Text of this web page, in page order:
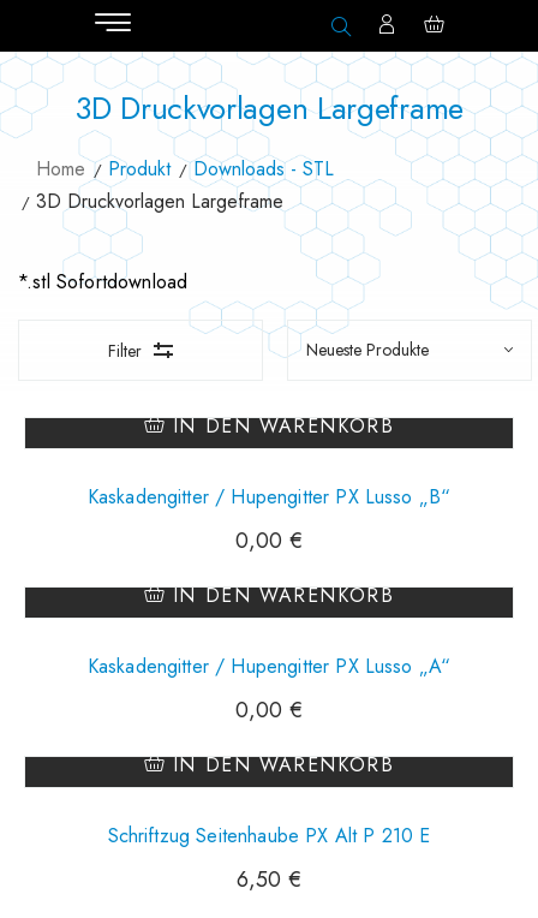
3D Druckvorlagen Largeframe
Home Produkt
Downloads - STL
3D Druckvorlagen Largeframe
*.stl Sofortdownload
Filter
IN DEN WARENKORB
Kaskadengitter / Hupengitter PX Lusso „B“
0,00 €
IN DEN WARENKORB
Kaskadengitter / Hupengitter PX Lusso „A“
0,00 €
IN DEN WARENKORB
Schriftzug Seitenhaube PX Alt P 210 E
6,50 €